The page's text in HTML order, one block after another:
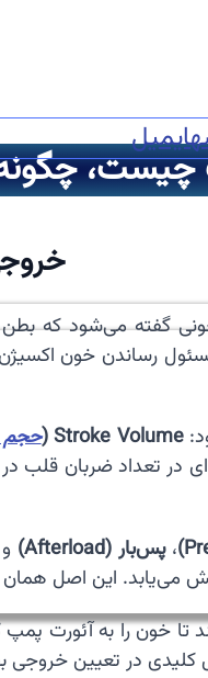
ایمیل
چگونه
گفته می‌شود که
رساندن خون
Stroke Volume ( حجم
تعداد ضربان قلب
،پس‌بار (Afterload) و
می‌یابد. این اصل
خون را به آئورت پمپ
کلیدی در تعیین